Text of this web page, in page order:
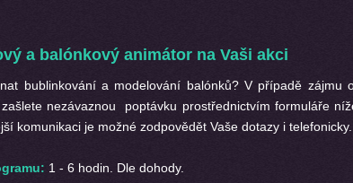
a balónkový animátor na Vaši akci
bublinkování a modelování balónků? V případě zájmu
zašlete nezávaznou poptávku prostřednictvím formuláře
komunikaci je možné zodpovědět Vaše dotazy i
1 - 6 hodin. Dle dohody.